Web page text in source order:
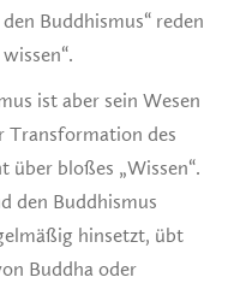
Buddhismus“ reden
ist aber sein Wesen
Transformation des
bloßes „Wissen“.
den Buddhismus
hinsetzt, übt
Buddha oder